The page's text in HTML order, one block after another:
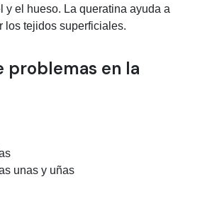
y el hueso. La queratina ayuda a
los tejidos superficiales.
problemas en la
unas y uñas